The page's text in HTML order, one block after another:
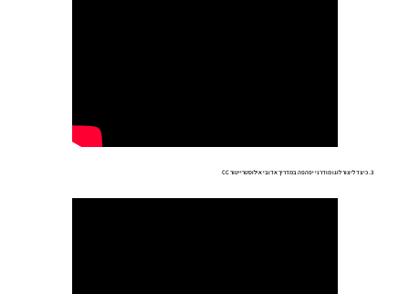
3. כיצד ליצור לוגו מודרני יפהפה במדריך אדובי אילוסטרייטור CC